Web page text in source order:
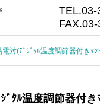
TEL.03-
対(ﾃﾞｼﾞﾀﾙ温度調節器付きﾏ
ﾞﾀﾙ温度調節器付き